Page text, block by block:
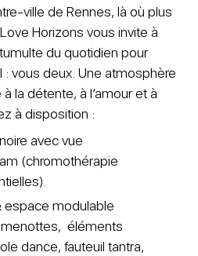
ville de Rennes, là où plus
Horizons vous invite à
du quotidien pour
: vous deux. Une atmosphère
la détente, à l’amour et à
à disposition :
avec vue
(chromothérapie
espace modulable
menottes, éléments
dance, fauteuil tantra,